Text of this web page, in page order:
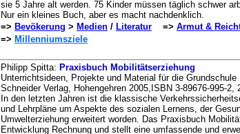
sie 5 Jahre alt werden. 75 Kinder müssen täglich schwer
Nur ein kleines Buch, aber es macht nachdenklich.
=> Bevökerung > Medien / Literatur => Armut &
=> Millenniumsziele
Philipp Spitta: Praxisbuch Mobilitätserziehung
Unterrichtsideen, Projekte und Material für die Grundschule
Schneider Verlag, Hohengehren 2005,ISBN 3-89676-995-2,
In den letzten Jahren ist die klassische
und Lehrpläne um Aspekte des sozialen Lernens, der
Umwelterziehung erweitert worden. Das Praxisbuch
Entwicklung Rechnung und stellt eine umfassende und